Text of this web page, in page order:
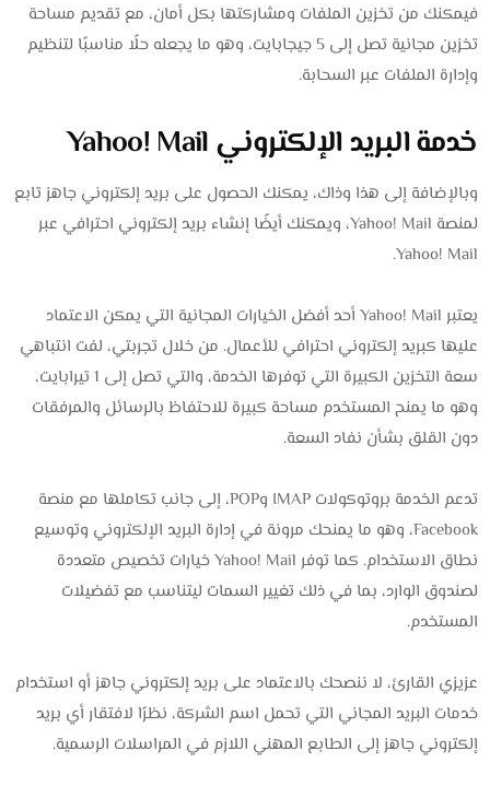
فيمكنك من تخزين الملفات ومشاركتها بكل أمان، مع تقديم مساحة
تخزين مجانية تصل إلى 5 جيجابايت، وهو ما يجعله حلًا مناسبًا لتنظيم
وإدارة الملفات عبر السحابة.
خدمة البريد الإلكتروني Yahoo! Mail
وبالإضافة إلى هذا وذاك، يمكنك الحصول على بريد إلكتروني جاهز تابع
لمنصة Yahoo! Mail، ويمكنك أيضًا إنشاء بريد إلكتروني احترافي عبر
Yahoo! Mail.
يعتبر Yahoo! Mail أحد أفضل الخيارات المجانية التي يمكن الاعتماد
عليها كبريد إلكتروني احترافي للأعمال. من خلال تجربتي، لفت انتباهي
سعة التخزين الكبيرة التي توفرها الخدمة، والتي تصل إلى 1 تيرابايت،
وهو ما يمنح المستخدم مساحة كبيرة للاحتفاظ بالرسائل والمرفقات
دون القلق بشأن نفاد السعة.
تدعم الخدمة بروتوكولات IMAP وPOP، إلى جانب تكاملها مع منصة
Facebook، وهو ما يمنحك مرونة في إدارة البريد الإلكتروني وتوسيع
نطاق الاستخدام. كما توفر Yahoo! Mail خيارات تخصيص متعددة
لصندوق الوارد، بما في ذلك تغيير السمات ليتناسب مع تفضيلات
المستخدم.
عزيزي القارئ، لا ننصحك بالاعتماد على بريد إلكتروني جاهز أو استخدام
خدمات البريد المجاني التي تحمل اسم الشركة، نظرًا لافتقار أي بريد
إلكتروني جاهز إلى الطابع المهني اللازم في المراسلات الرسمية.